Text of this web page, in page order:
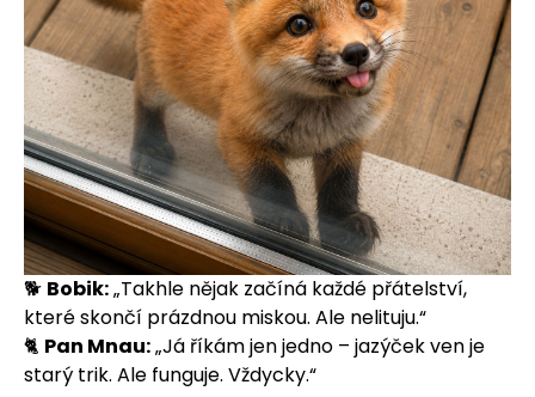
🐕 Bobik:„Takhle nějak začíná každé přátelství,
které skončí prázdnou miskou. Ale nelituju.“
🐈 Pan Mnau:„Já říkám jen jedno – jazýček ven je
starý trik. Ale funguje. Vždycky.“